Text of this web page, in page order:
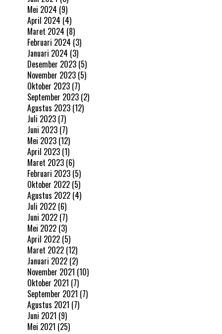
Mei 2024 (9)
April 2024 (4)
Maret 2024 (8)
Februari 2024 (3)
Januari 2024 (3)
Desember 2023 (5)
November 2023 (5)
Oktober 2023 (7)
September 2023 (2)
Agustus 2023 (12)
Juli 2023 (7)
Juni 2023 (7)
Mei 2023 (12)
April 2023 (1)
Maret 2023 (6)
Februari 2023 (5)
Oktober 2022 (5)
Agustus 2022 (4)
Juli 2022 (6)
Juni 2022 (7)
Mei 2022 (3)
April 2022 (5)
Maret 2022 (12)
Januari 2022 (2)
November 2021 (10)
Oktober 2021 (7)
September 2021 (7)
Agustus 2021 (7)
Juni 2021 (9)
Mei 2021 (25)